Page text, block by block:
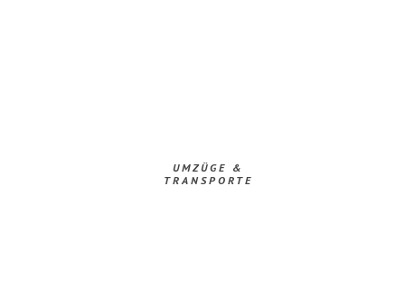
UMZÜGE &
TRANSPORTE